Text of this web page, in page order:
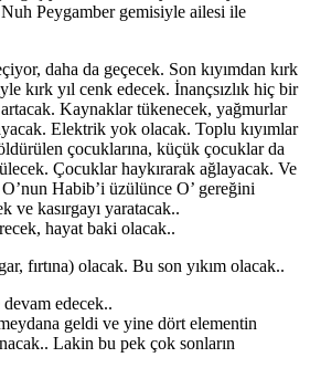
Peygamber gemisiyle ailesi ile
daha da geçecek. Son kıyımdan kırk
kırk yıl cenk edecek. İnançsızlık hiç bir
artacak. Kaynaklar tükenecek, yağmurlar
Elektrik yok olacak. Toplu kıyımlar
çocuklarına, küçük çocuklar da
Çocuklar haykırarak ağlayacak. Ve
Habib’i üzülünce O’ gereğini
ve kasırgayı yaratacak..
hayat baki olacak..
fırtına) olacak. Bu son yıkım olacak..
edecek..
geldi ve yine dört elementin
Lakin bu pek çok sonların